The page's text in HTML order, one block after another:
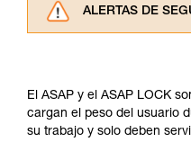
ALERTAS DE
información de la
comprender este
Dominar estas
El ASAP y el ASAP LOCK
cargan el peso del usuario
su trabajo y solo deben